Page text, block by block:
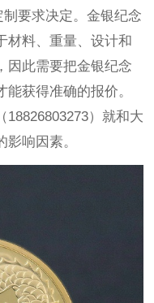
要求决定。金银纪念
材料、重量、设计和
因此需要把金银纪念
获得准确的报价。
）就和大
响因素。